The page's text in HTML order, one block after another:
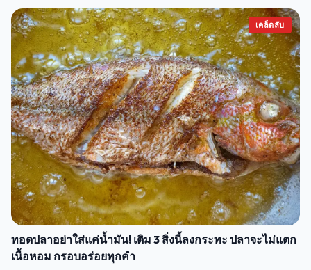
เคล็ดลับ
ทอดปลาอย่าใส่แค่น้ำมัน! เติม 3 สิ่งนี้ลงกระทะ ปลาจะไม่แตก
เนื้อหอม กรอบอร่อยทุกคำ